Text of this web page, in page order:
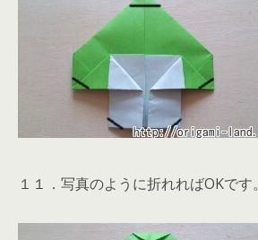
１１．写真のように折れればOKです。